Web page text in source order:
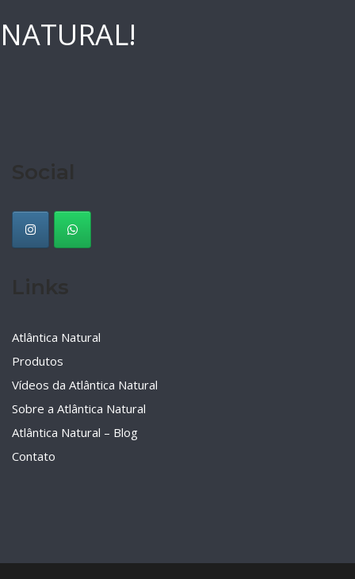
NATURAL!
Atlântica Natural
Produtos
Vídeos da Atlântica Natural
Sobre a Atlântica Natural
Atlântica Natural – Blog
Contato